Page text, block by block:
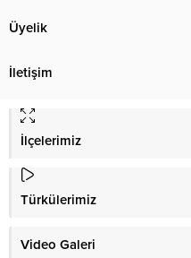
Üyelik
İletişim
İlçelerimiz
Türkülerimiz
Video Galeri